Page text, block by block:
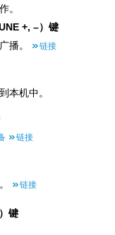
。
+, –）键
播。
链接
本机中。
链接
链接
键